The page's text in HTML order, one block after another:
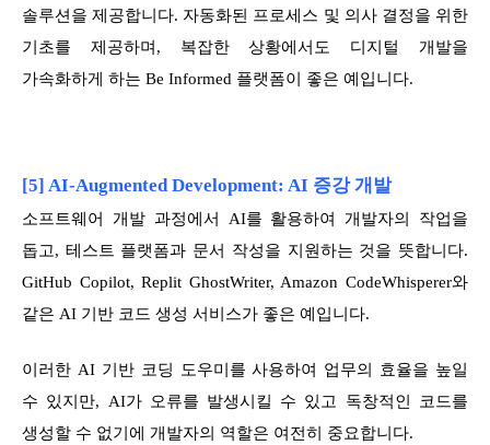
솔루션을 제공합니다. 자동화된 프로세스 및 의사 결정을 위한
기초를 제공하며, 복잡한 상황에서도 디지털 개발을
가속화하게 하는 Be Informed 플랫폼이 좋은 예입니다.
[5] AI-Augmented Development: AI 증강 개발
소프트웨어 개발 과정에서 AI를 활용하여 개발자의 작업을
돕고, 테스트 플랫폼과 문서 작성을 지원하는 것을 뜻합니다.
GitHub Copilot, Replit GhostWriter, Amazon CodeWhisperer와
같은 AI 기반 코드 생성 서비스가 좋은 예입니다.
이러한 AI 기반 코딩 도우미를 사용하여 업무의 효율을 높일
수 있지만, AI가 오류를 발생시킬 수 있고 독창적인 코드를
생성할 수 없기에 개발자의 역할은 여전히 중요합니다.